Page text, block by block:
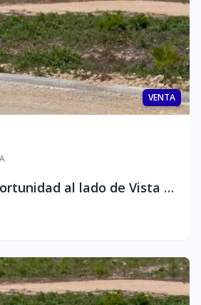
VENTA
Terrenos de oportunidad al lado de Vista Cana